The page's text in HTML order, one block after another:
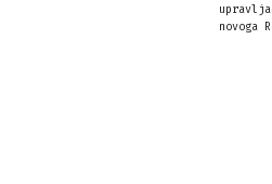
novoga